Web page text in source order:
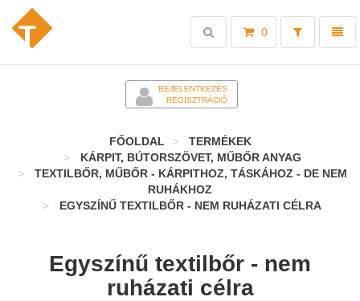
Toggle
0
Toggle
search
BEJELENTKEZÉS
REGISZTRÁCIÓ
FŐOLDAL
TERMÉKEK
KÁRPIT, BÚTORSZÖVET, MŰBŐR ANYAG
TEXTILBŐR, MŰBŐR - KÁRPITHOZ, TÁSKÁHOZ - DE NEM
RUHÁKHOZ
EGYSZÍNŰ TEXTILBŐR - NEM RUHÁZATI CÉLRA
Egyszínű textilbőr - nem
ruházati célra